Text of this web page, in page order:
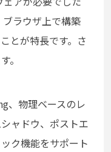
ラウザ上で構築
とが特長です。さ
。
、物理ベースのレ
ャドウ、ポストエ
ク機能をサポート